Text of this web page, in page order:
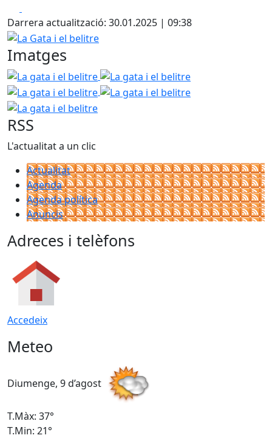
+
−
Darrera actualització: 30.01.2025 | 09:38
La Gata i el belitre
Imatges
La gata i el belitre La gata i el belitre
La gata i el belitre
La gata i el belitre
La gata i el belitre
RSS
L'actualitat a un clic
Actualitat
Agenda
Agenda política
Anuncis
Adreces i telèfons
Accedeix
Meteo
Diumenge, 9 d’agost
T.Màx: 37°
T.Min: 21°